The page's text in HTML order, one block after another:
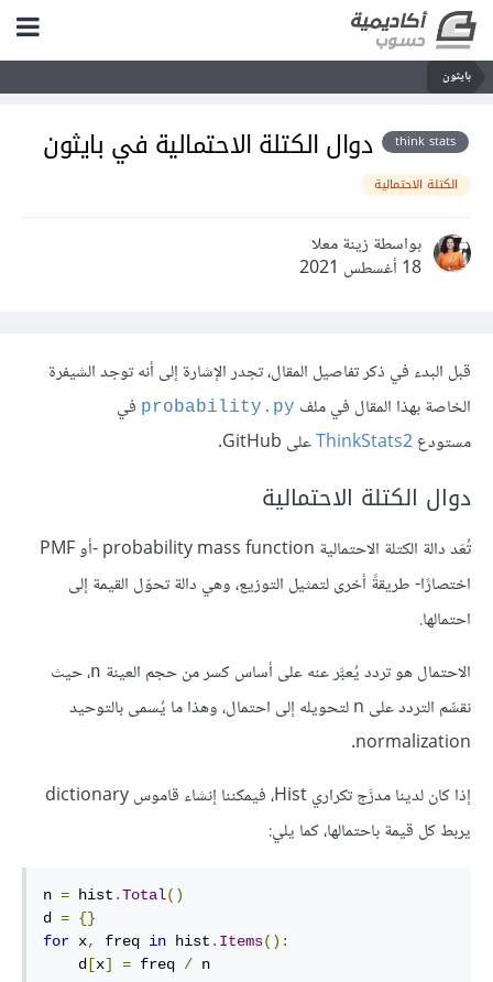
بايثون
think stats دوال الكتلة الاحتمالية في بايثون
الكتلة الاحتمالية
بواسطة زينة معلا
18 أغسطس 2021
قبل البدء في ذكر تفاصيل المقال، تجدر الإشارة إلى أنه توجد الشيفرة
الخاصة بهذا المقال في ملف probability.py في
مستودعThinkStats2على GitHub.
دوال الكتلة الاحتمالية
تُعَد دالة الكتلة الاحتمالية probability mass function -أو PMF
اختصارًا- طريقةً أخرى لتمثيل التوزيع، وهي دالة تحوّل القيمة إلى
احتمالها.
الاحتمال هو تردد يُعبَّر عنه على أساس كسر من حجم العينة n، حيث
نقسِّم التردد على n لتحويله إلى احتمال، وهذا ما يُسمى بالتوحيد
normalization.
إذا كان لدينا مدرَّج تكراري Hist، فيمكننا إنشاء قاموس dictionary
يربط كل قيمة باحتمالها، كما يلي:
n = hist .Total()
d = {}
for x, freq in hist . Items():
    d
[x] = freq / n